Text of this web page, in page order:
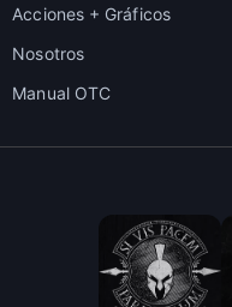
Acciones + Gráficos
Nosotros
Manual OTC